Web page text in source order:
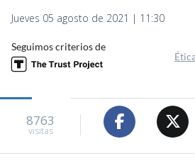
Jueves 05 agosto de 2021 | 11:30
Seguimos criterios de
8763
visitas